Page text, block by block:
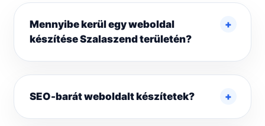
Mennyibe kerül egy weboldal
készítése Szalaszend területén?
SEO-barát weboldalt készítetek?